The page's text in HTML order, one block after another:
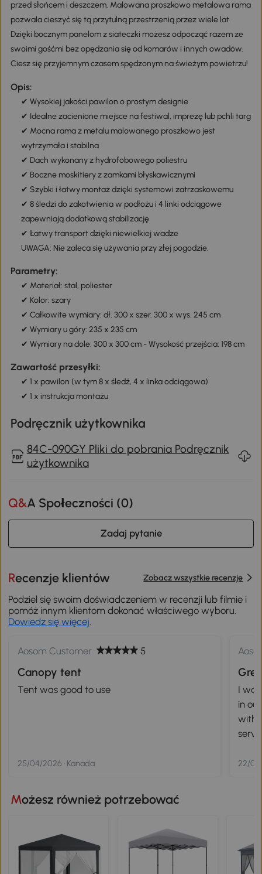
przed słońcem i deszczem. Malowana proszkowo metalowa rama
pozwala cieszyć się tą przytulną przestrzenią przez wiele lat.
Dzięki bocznym panelom z siateczki możesz odpocząć razem ze
swoimi gośćmi bez opędzania się od komarów i innych owadów.
Ciesz się przyjemnym czasem spędzonym na świeżym powietrzu!
Opis:
✔ Wysokiej jakości pawilon o prostym designie
✔ Idealne zacienione miejsce na festiwal, imprezę lub pchli targ
✔ Mocna rama z metalu malowanego proszkowo jest
wytrzymała i stabilna
✔ Dach wykonany z hydrofobowego poliestru
✔ Boczne moskitiery z zamkami błyskawicznymi
✔ Szybki i łatwy montaż dzięki systemowi zatrzaskowemu
✔ 8 śledzi do zakotwienia w podłożu i 4 linki odciągowe
zapewniają dodatkową stabilizację
✔ Łatwy transport dzięki niewielkiej wadze
UWAGA: Nie zaleca się używania przy złej pogodzie.
Parametry:
✔ Materiał: stal, poliester
✔ Kolor: szary
✔ Całkowite wymiary: dł. 300 x szer. 300 x wys. 245 cm
✔ Wymiary u góry: 235 x 235 cm
✔ Wymiary na dole: 300 x 300 cm - Wysokość przejścia: 198 cm
Zawartość przesyłki:
✔ 1 x pawilon (w tym 8 x śledź, 4 x linka odciągowa)
✔ 1 x instrukcja montażu
Podręcznik użytkownika
84C-090GY Pliki do pobrania Podręcznik
użytkownika
Q&A Społeczności (0)
Zadaj pytanie
Recenzje klientów Zobacz wszystkie recenzje
Podziel się swoim doświadczeniem w recenzji lub filmie i
pomóż innym klientom dokonać właściwego wyboru.
Dowiedz się więcej.
Aosom Customer 5
Canopy tent
Tent was good to use
25/04/2026 · Kanada
I
in
22/
Możesz również potrzebować